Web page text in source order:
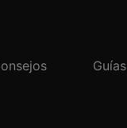
Guías